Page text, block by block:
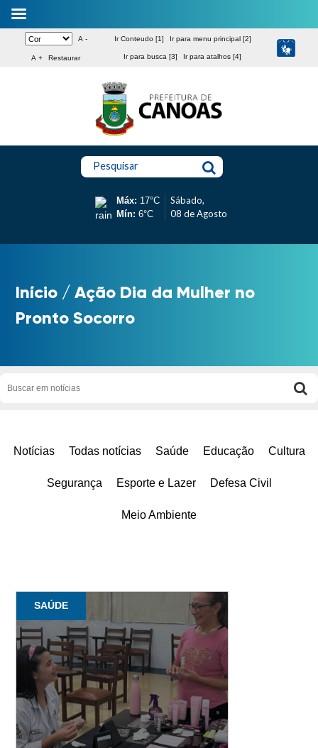
A -
A + Restaurar
Ir Conteudo [1] Ir para menu principal [2]
Ir para busca [3] Ir para atalhos [4]
Pesquisar
Máx: 17°C
Mín: 6°C
Sábado,
08 de Agosto
Início /Ação Dia da Mulher no
Pronto Socorro
Notícias Todas notícias Saúde Educação Cultura
Segurança Esporte e Lazer Defesa Civil
Meio Ambiente
SAÚDE